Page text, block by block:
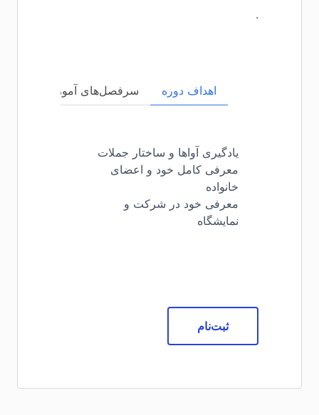
.
اهداف دوره سرفصل‌های آموزشی
یادگیری آواها و ساختار جملات
معرفی کامل خود و اعضای
خانواده
معرفی خود در شرکت و
نمایشگاه
ثبت‌نام